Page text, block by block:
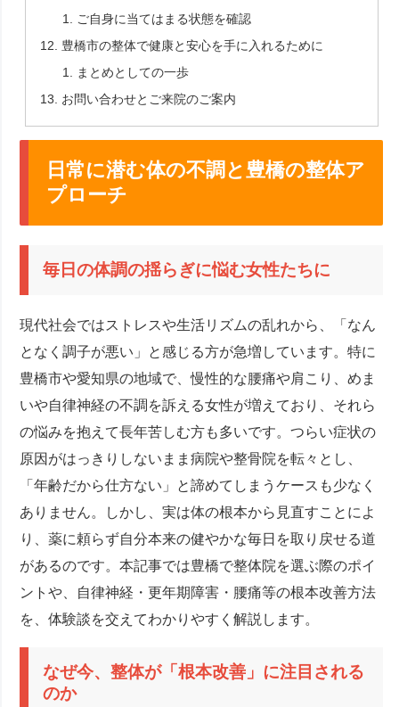
ご自身に当てはまる状態を確認
豊橋市の整体で健康と安心を手に入れるために
まとめとしての一歩
お問い合わせとご来院のご案内
日常に潜む体の不調と豊橋の整体ア
プローチ
毎日の体調の揺らぎに悩む女性たちに
現代社会ではストレスや生活リズムの乱れから、「なん
となく調子が悪い」と感じる方が急増しています。特に
豊橋市や愛知県の地域で、慢性的な腰痛や肩こり、めま
いや自律神経の不調を訴える女性が増えており、それら
の悩みを抱えて長年苦しむ方も多いです。つらい症状の
原因がはっきりしないまま病院や整骨院を転々とし、
「年齢だから仕方ない」と諦めてしまうケースも少なく
ありません。しかし、実は体の根本から見直すことによ
り、薬に頼らず自分本来の健やかな毎日を取り戻せる道
があるのです。本記事では豊橋で整体院を選ぶ際のポイ
ントや、自律神経・更年期障害・腰痛等の根本改善方法
を、体験談を交えてわかりやすく解説します。
なぜ今、整体が「根本改善」に注目される
のか